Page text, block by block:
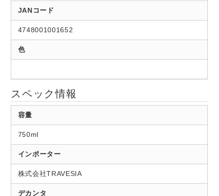
JANコード
4748001001652
色
スペック情報
容量
750ml
インポーター
株式会社TRAVESIA
デカンタ